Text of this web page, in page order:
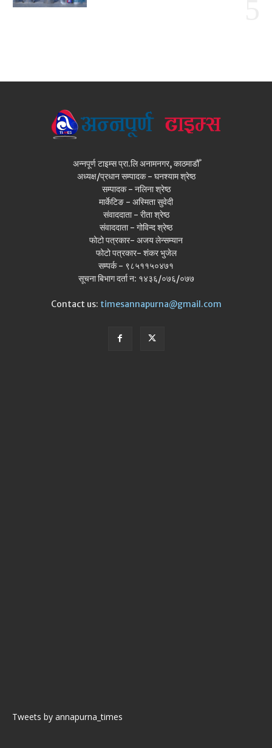
अन्नपूर्ण टाइम्स प्रा.लि अनामनगर, काठमाडौँ
अध्यक्ष/प्रधान सम्पादक - घनश्याम श्रेष्ठ
सम्पादक - नलिना श्रेष्ठ
मार्केटिङ - अस्मिता सुवेदी
संवाददाता - रीता श्रेष्ठ
संवाददाता - गोविन्द श्रेष्ठ
फोटो पत्रकार- अजय लेन्सम्यान
फोटो पत्रकार- शंकर भुजेल
सम्पर्क - ९८५११५०४७१
सूचना बिभाग दर्ता न: १४३६/०७६/०७७
Contact us: timesannapurna@gmail.com
Tweets by annapurna_times